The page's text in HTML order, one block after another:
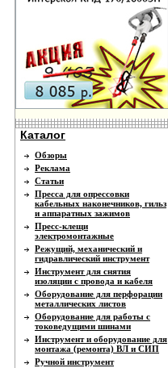
Каталог
Обзоры
Реклама
Статьи
Пресса для опрессовки
кабельных наконечников, гильз
и аппаратных зажимов
Пресс-клещи
электромонтажные
Режущий, механический и
гидравлический инструмент
Инструмент для снятия
изоляции с провода и кабеля
Оборудование для перфорации
металлических листов
Оборудование для работы с
токоведущими шинами
Инструмент и оборудование для
монтажа (ремонта) ВЛ и СИП
Ручной инструмент